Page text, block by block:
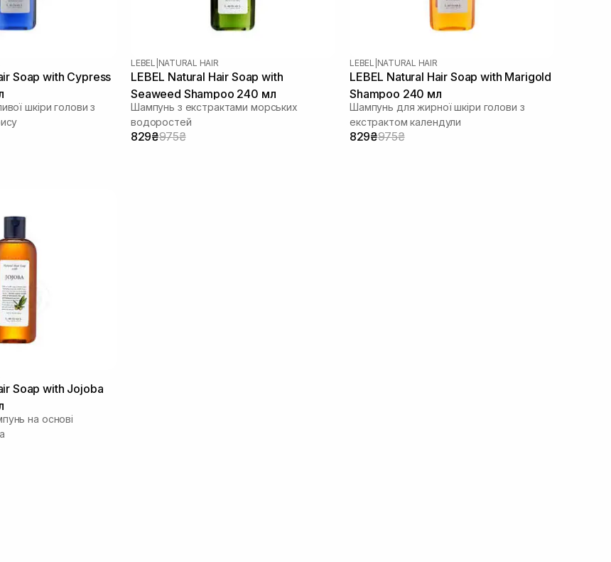
Soap with Cypress
шкіри голови з
LEBEL NATURAL HAIR
LEBEL Natural Hair Soap with
Seaweed Shampoo 240 мл
Шампунь з екстрактами морських
водоростей
829₴975₴
LEBEL NATURAL HAIR
LEBEL Natural Hair Soap with Marigold
Shampoo 240 мл
Шампунь для жирної шкіри голови з
екстрактом календули
829₴975₴
Soap with Jojoba
на основі